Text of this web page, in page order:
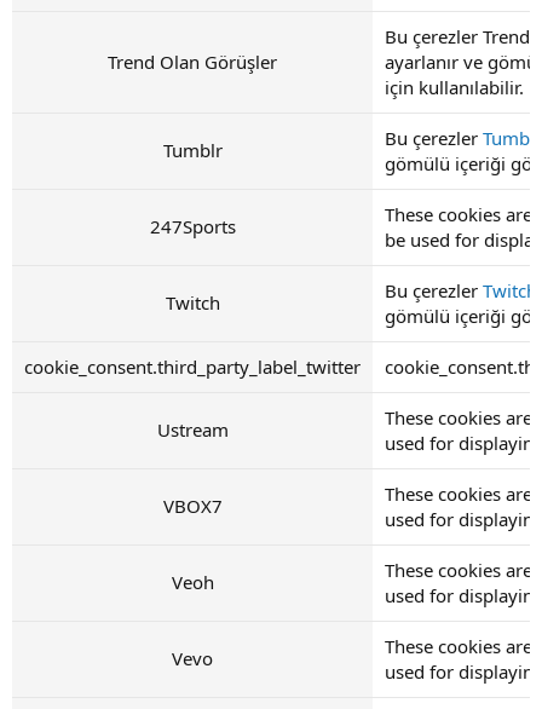
Trend Olan Görüşler
Bu çerezler
ayarlanır ve
için kullanılabilir.
Tumblr Bu çerezler Tumblr
gömülü içeriği
247Sports
These cookies
be used for
Twitch Bu çerezler Twitch
gömülü içeriği
cookie_consent.third_party_label_twitter
Ustream
These cookies
used for
VBOX7
These cookies are
used for
Veoh
These cookies are
used for
Vevo
These cookies are
used for